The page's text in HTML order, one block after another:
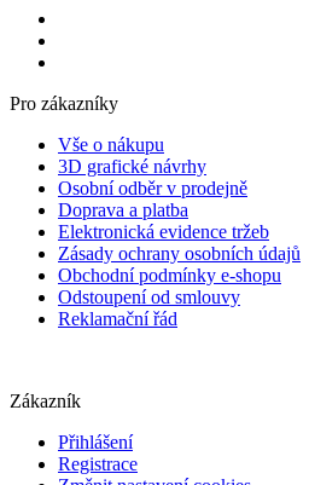
Pro zákazníky
Vše o nákupu
3D grafické návrhy
Osobní odběr v prodejně
Doprava a platba
Elektronická evidence tržeb
Zásady ochrany osobních údajů
Obchodní podmínky e-shopu
Odstoupení od smlouvy
Reklamační řád
Zákazník
Přihlášení
Registrace